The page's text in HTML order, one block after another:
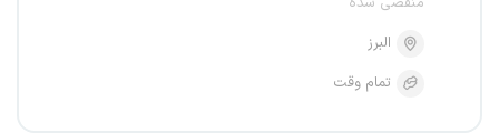
البرز
تمام وقت